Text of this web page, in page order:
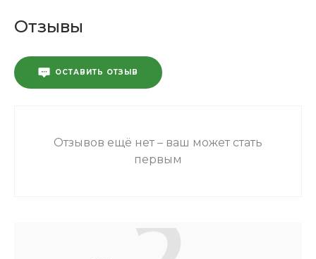
Отзывы
ОСТАВИТЬ ОТЗЫВ
Отзывов ещё нет – ваш может стать
первым